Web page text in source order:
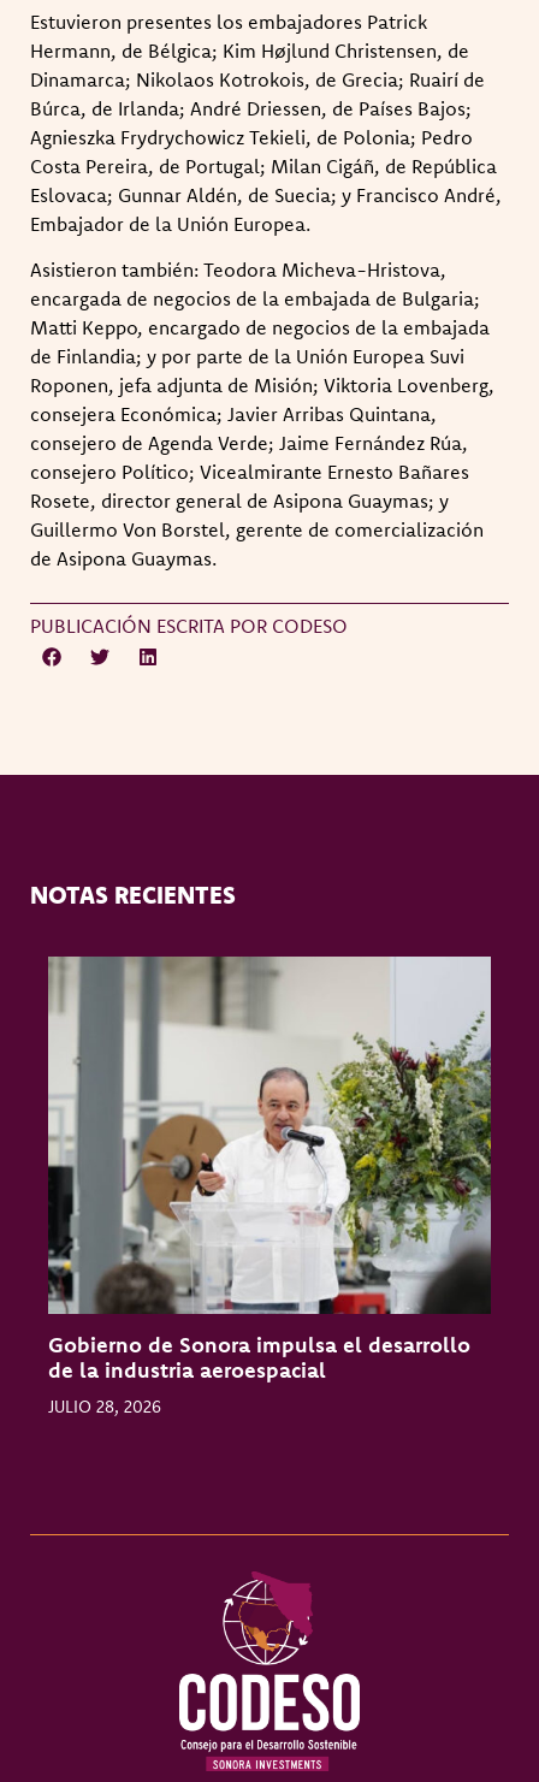
Estuvieron presentes los embajadores Patrick
Hermann, de Bélgica; Kim Højlund Christensen, de
Dinamarca; Nikolaos Kotrokois, de Grecia; Ruairí de
Búrca, de Irlanda; André Driessen, de Países Bajos;
Agnieszka Frydrychowicz Tekieli, de Polonia; Pedro
Costa Pereira, de Portugal; Milan Cigáñ, de República
Eslovaca; Gunnar Aldén, de Suecia; y Francisco André,
Embajador de la Unión Europea.
Asistieron también: Teodora Micheva-Hristova,
encargada de negocios de la embajada de Bulgaria;
Matti Keppo, encargado de negocios de la embajada
de Finlandia; y por parte de la Unión Europea Suvi
Roponen, jefa adjunta de Misión; Viktoria Lovenberg,
consejera Económica; Javier Arribas Quintana,
consejero de Agenda Verde; Jaime Fernández Rúa,
consejero Político; Vicealmirante Ernesto Bañares
Rosete, director general de Asipona Guaymas; y
Guillermo Von Borstel, gerente de comercialización
de Asipona Guaymas.
PUBLICACIÓN ESCRITA POR CODESO
NOTAS RECIENTES
Gobierno de Sonora impulsa el desarrollo
de la industria aeroespacial
JULIO 28, 2026